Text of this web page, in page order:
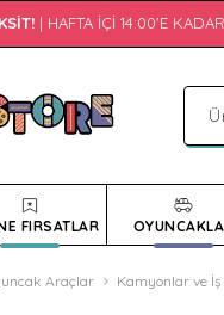
| HAFTA İÇI 14:00'E KADAR
FIRSATLAR
Araçlar Kamyonlar ve